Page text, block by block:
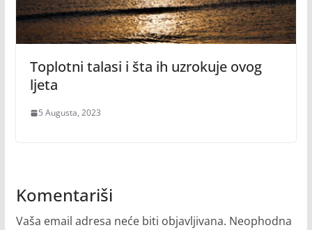
Toplotni talasi i šta ih uzrokuje ovog
ljeta
5 Augusta, 2023
Komentariši
Vaša email adresa neće biti objavljivana. Neophodna